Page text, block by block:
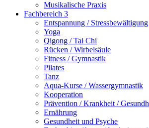
Musikalische Praxis
Fachbereich 3
Entspannung / Stressbewältigung
Yoga
Qigong / Tai Chi
Rücken / Wirbelsäule
Fitness / Gymnastik
Pilates
Tanz
Aqua-Kurse / Wassergymnastik
Kooperation
Prävention / Krankheit /
Ernährung
Gesundheit und Psyche